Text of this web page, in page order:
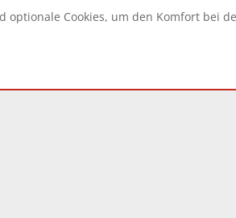
Cookies, um den Komfort bei